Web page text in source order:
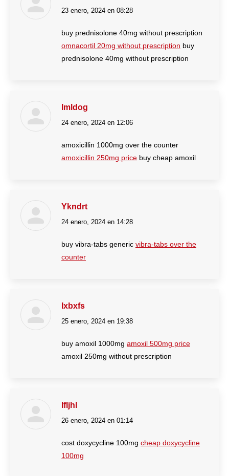
dice:
23 enero, 2024 en 08:28
buy prednisolone 40mg without prescription
omnacortil 20mg without prescription buy
prednisolone 40mg without prescription
Imldog
dice:
24 enero, 2024 en 12:06
amoxicillin 1000mg over the counter
amoxicillin 250mg price buy cheap amoxil
Ykndrt
dice:
24 enero, 2024 en 14:28
buy vibra-tabs generic vibra-tabs over the
counter
Ixbxfs
dice:
25 enero, 2024 en 19:38
buy amoxil 1000mg amoxil 500mg price
amoxil 250mg without prescription
Ifljhl
dice:
26 enero, 2024 en 01:14
cost doxycycline 100mg cheap doxycycline
100mg